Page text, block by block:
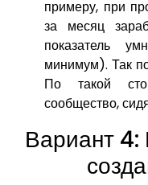
примеру, при
за месяц
показатель
минимум). Так
По такой
сообщество,
Вариант 4: